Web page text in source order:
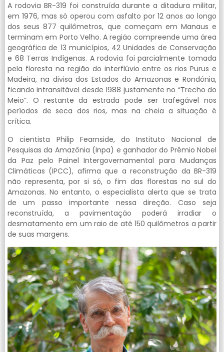
A rodovia BR-319 foi construída durante a ditadura militar,
em 1976, mas só operou com asfalto por 12 anos ao longo
dos seus 877 quilômetros, que começam em Manaus e
terminam em Porto Velho. A região compreende uma área
geográfica de 13 municípios, 42 Unidades de Conservação
e 68 Terras Indígenas. A rodovia foi parcialmente tomada
pela floresta na região do interflúvio entre os rios Purus e
Madeira, na divisa dos Estados do Amazonas e Rondônia,
ficando intransitável desde 1988 justamente no “Trecho do
Meio”. O restante da estrada pode ser trafegável nos
períodos de seca dos rios, mas na cheia a situação é
crítica.
O cientista Philip Fearnside, do Instituto Nacional de
Pesquisas da Amazônia (Inpa) e ganhador do Prêmio Nobel
da Paz pelo Painel Intergovernamental para Mudanças
Climáticas (IPCC), afirma que a reconstrução da BR-319
não representa, por si só, o fim das florestas no sul do
Amazonas. No entanto, o especialista alerta que se trata
de um passo importante nessa direção. Caso seja
reconstruída, a pavimentação poderá irradiar o
desmatamento em um raio de até 150 quilômetros a partir
de suas margens.